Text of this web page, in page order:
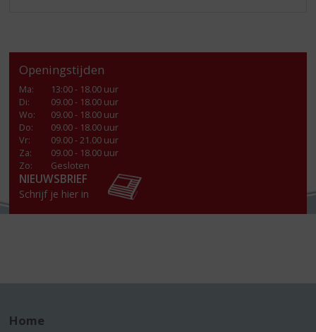
Openingstijden
Ma:
13:00 - 18.00 uur
Di:
09.00 - 18.00 uur
Wo:
09.00 - 18.00 uur
Do:
09.00 - 18.00 uur
Vr:
09.00 - 21.00 uur
Za:
09.00 - 18.00 uur
Zo:
Gesloten
NIEUWSBRIEF
Schrijf je hier in
Home